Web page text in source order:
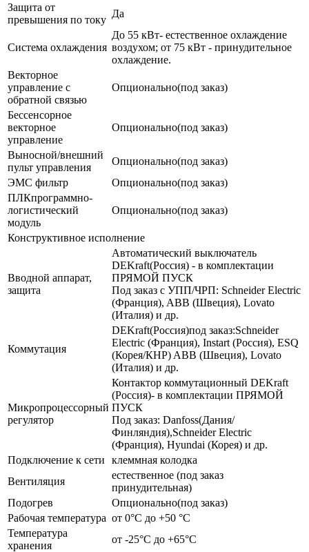
Защита от
превышения по току
Да
Система охлаждения
До 55 кВт- естественное охлаждение
воздухом; от 75 кВт - принудительное
охлаждение.
Векторное
управление с
обратной связью
Опционально(под заказ)
Бессенсорное
векторное
управление
Опционально(под заказ)
Выносной/внешний
пульт управления
Опционально(под заказ)
ЭМС фильтр
Опционально(под заказ)
ПЛКпрограммно-
логистический
модуль
Опционально(под заказ)
Конструктивное исполнение
Вводной аппарат,
защита
Автоматический выключатель
DEKraft(Россия) - в комплектации
ПРЯМОЙ ПУСК
Под заказ с УПП/ЧРП: Schneider Electric
(Франция), ABB (Швеция), Lovato
(Италия) и др.
Коммутация
DEKraft(Россия)под заказ:Schneider
Electric (Франция), Instart (Россия), ESQ
(Корея/КНР) ABB (Швеция), Lovato
(Италия) и др.
Микропроцессорный
регулятор
Контактор коммутационный DEKraft
(Россия)- в комплектации ПРЯМОЙ
ПУСК
Под заказ: Danfoss(Дания/
Финляндия),Schneider Electric
(Франция), Hyundai (Корея) и др.
Подключение к сети
клеммная колодка
Вентиляция
естественное (под заказ
принудительная)
Подогрев
Опционально(под заказ)
Рабочая температура от 0°C до +50 °C
Температура
хранения
от -25°C до +65°C